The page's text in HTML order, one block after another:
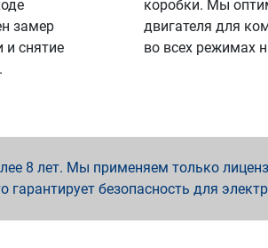
замер
и снятие
коробки. Мы
двигателя для
во всех режимах
8 лет. Мы применяем только
гарантирует безопасность для